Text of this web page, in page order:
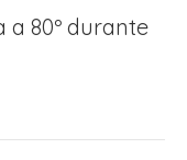
a 80º durante